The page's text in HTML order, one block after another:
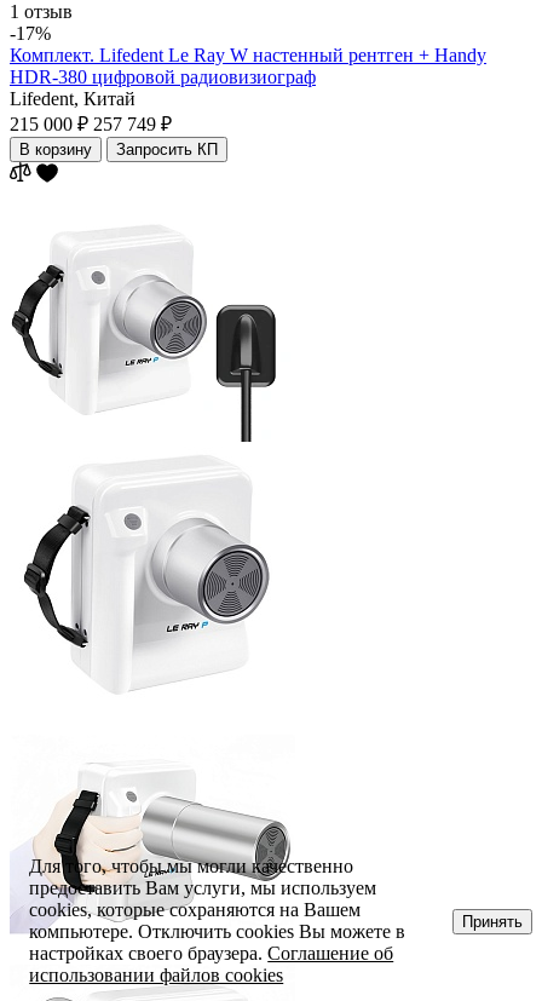
1 отзыв
-17%
Комплект. Lifedent Le Ray W настенный рентген + Handy
HDR-380 цифровой радиовизиограф
Lifedent, Китай
215 000 ₽ 257 749 ₽
В корзину Запросить КП
Для того, чтобы мы могли качественно
предоставить Вам услуги, мы используем
cookies, которые сохраняются на Вашем
компьютере. Отключить cookies Вы можете в
настройках своего браузера.Соглашение об
использовании файлов cookies
Принять